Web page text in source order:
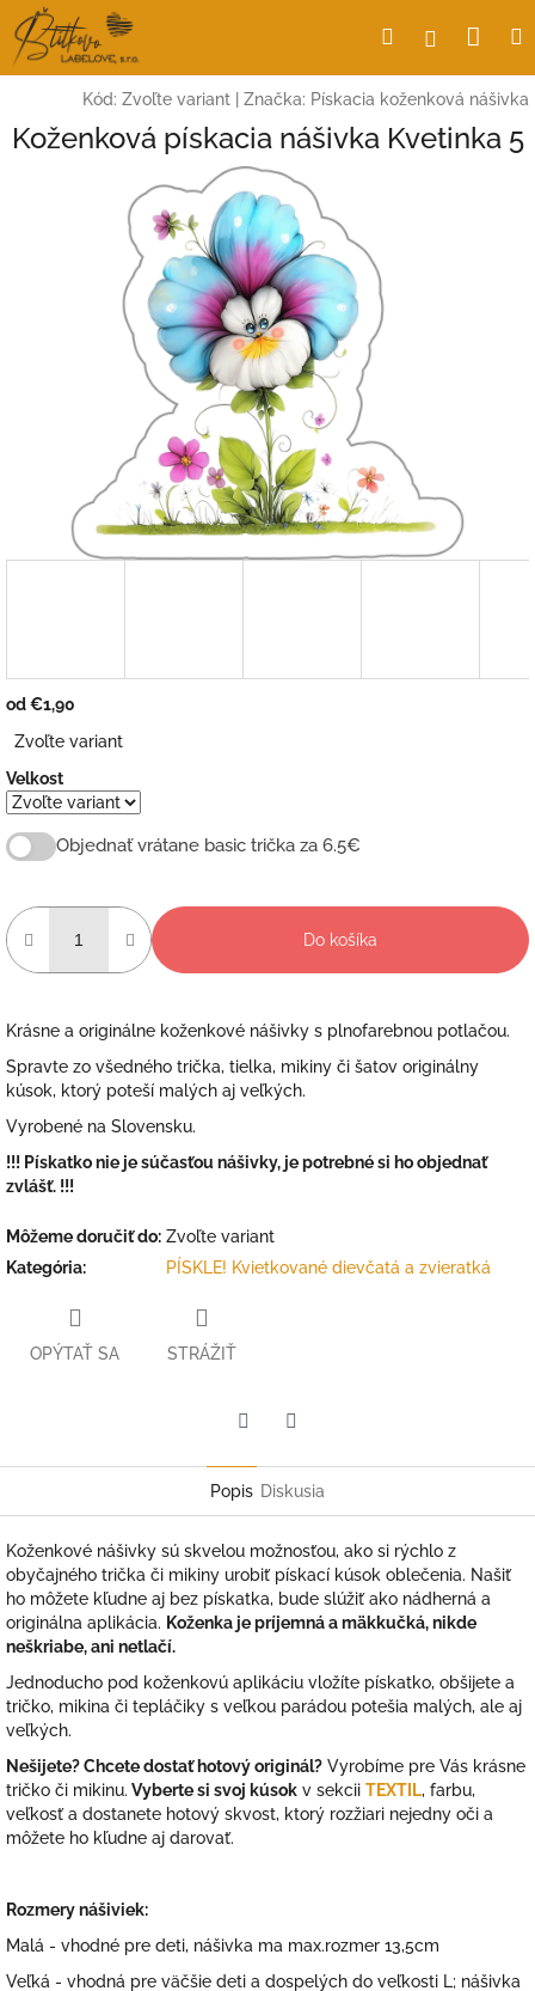
Prejsť
na
obsah
Hľadať
Kód: Zvoľte variant Značka: Pískacia koženková nášivka
Koženková pískacia nášivka Kvetinka 5
od€1,90
cena:
Zvoľte variant
Velkost
Objednať vrátane basic trička za 6.5€
Do košíka
Krásne a originálne koženkové nášivky s plnofarebnou potlačou.
Spravte zo všedného trička, tielka, mikiny či šatov originálny
kúsok, ktorý poteší malých aj veľkých.
Vyrobené na Slovensku.
!!! Pískatko nie je súčasťou nášivky, je potrebné si ho objednať
zvlášť. !!!
Môžeme doručiť do: Zvoľte variant
Kategória: PÍSKLE! Kvietkované dievčatá a zvieratká
OPÝTAŤ SA STRÁŽIŤ
Popis Diskusia
Koženkové nášivky sú skvelou možnosťou, ako si rýchlo z
obyčajného trička či mikiny urobiť pískací kúsok oblečenia. Našiť
ho môžete kľudne aj bez pískatka, bude slúžiť ako nádherná a
originálna aplikácia. Koženka je príjemná a mäkkučká, nikde
neškriabe, ani netlačí.
Jednoducho pod koženkovú aplikáciu vložíte pískatko, obšijete a
tričko, mikina či tepláčiky s veľkou parádou potešia malých, ale aj
veľkých.
Nešijete? Chcete dostať hotový originál? Vyrobíme pre Vás krásne
tričko či mikinu. Vyberte si svoj kúsok v sekcii TEXTIL, farbu,
veľkosť a dostanete hotový skvost, ktorý rozžiari nejedny oči a
môžete ho kľudne aj darovať.
Rozmery nášiviek:
Malá - vhodné pre deti, nášivka ma max.rozmer 13,5cm
Veľká - vhodná pre väčšie deti a dospelých do veľkosti L; nášivka